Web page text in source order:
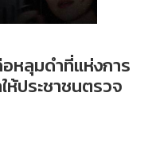
อหลุมดำที่แห่งการ
ห้ประชาชนตรวจ